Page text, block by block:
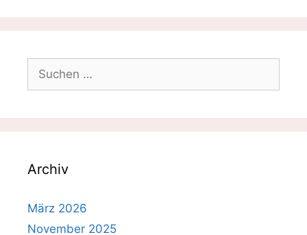
Suchen
nach:
Archiv
März 2026
November 2025